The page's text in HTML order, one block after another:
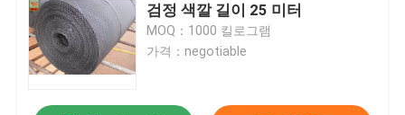
검정 색깔 길이 25 미터
MOQ：1000 킬로그램
가격：negotiable